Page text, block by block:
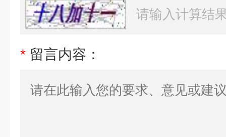
* 留言内容：